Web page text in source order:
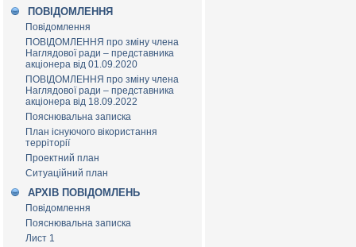
ПОВІДОМЛЕННЯ
Повідомлення
ПОВІДОМЛЕННЯ про зміну члена
Наглядової ради – представника
акціонера від 01.09.2020
ПОВІДОМЛЕННЯ про зміну члена
Наглядової ради – представника
акціонера від 18.09.2022
Пояснювальна записка
План існуючого вікористання
терріторії
Проектний план
Ситуаційний план
АРХІВ ПОВІДОМЛЕНЬ
Повідомлення
Пояснювальна записка
Лист 1